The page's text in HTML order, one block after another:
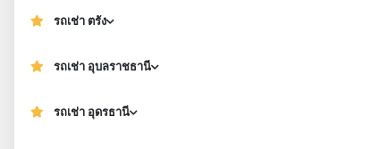
รถเช่า ตรัง
รถเช่า อุบลราชธานี
รถเช่า อุดรธานี